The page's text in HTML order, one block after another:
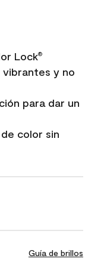
Lock®
vibrantes y no
para dar un
color sin
Guía de brillos